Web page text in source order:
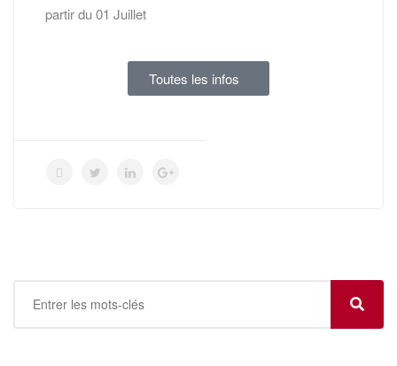
partir du 01 Juillet
Toutes les infos